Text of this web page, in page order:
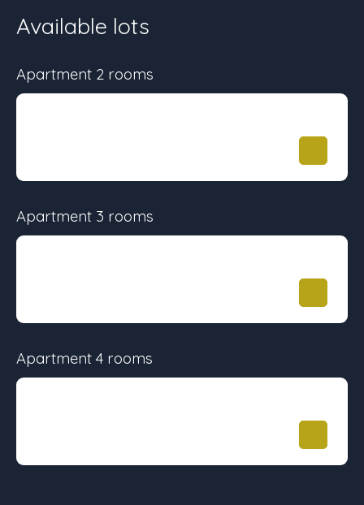
Available lots
Apartment 2 rooms
Apartment 3 rooms
Apartment 4 rooms